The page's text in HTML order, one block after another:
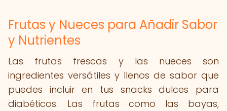
Frutas y Nueces para Añadir Sabor
y Nutrientes
Las frutas frescas y las nueces son
ingredientes versátiles y llenos de sabor que
puedes incluir en tus snacks dulces para
diabéticos. Las frutas como las bayas,